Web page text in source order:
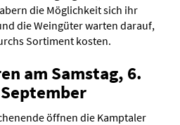
die Möglichkeit sich ihr
die Weingüter warten darauf,
Sortiment kosten.
am Samstag, 6.
öffnen die Kamptaler